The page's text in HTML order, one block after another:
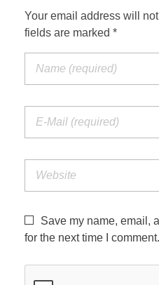
Your email address will
fields are marked *
Save my name, email,
for the next time I comment.